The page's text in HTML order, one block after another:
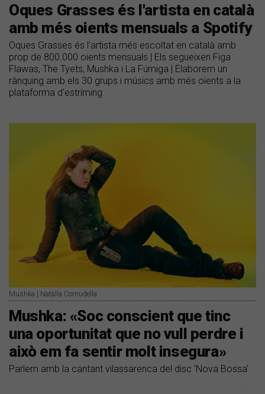
Oques Grasses és l'artista en català
amb més oients mensuals a Spotify
Oques Grasses és l'artista més escoltat en català amb
prop de 800.000 oients mensuals | Els segueixen Figa
Flawas, The Tyets, Mushka i La Fúmiga | Elaborem un
rànquing amb els 30 grups i músics amb més oients a la
plataforma d'estríming
Mushka | Natàlia Cornudella
Mushka: «Soc conscient que tinc
una oportunitat que no vull perdre i
això em fa sentir molt insegura»
Parlem amb la cantant vilassarenca del disc 'Nova Bossa'